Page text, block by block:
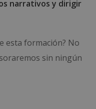
narrativos y dirigir
esta formación? No
sin ningún